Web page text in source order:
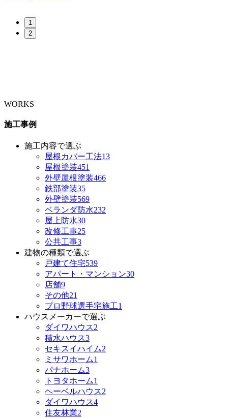
1
2
WORKS
施工事例
施工内容で選ぶ
屋根カバー工法13
屋根塗装451
外壁屋根塗装466
鉄部塗装35
外壁塗装569
ベランダ防水232
屋上防水30
改修工事25
公共工事3
建物の種類で選ぶ
戸建て住宅539
アパート・マンション30
店舗9
その他21
プロ野球選手宅施工1
ハウスメーカーで選ぶ
ダイワハウス2
積水ハウス3
セキスイハイム2
ミサワホーム1
パナホーム3
トヨタホーム1
ヘーベルハウス2
ダイワハウス4
住友林業2